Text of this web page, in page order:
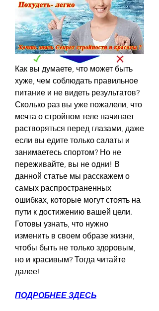
Как вы думаете, что может быть
хуже, чем соблюдать правильное
питание и не видеть результатов?
Сколько раз вы уже пожалели, что
мечта о стройном теле начинает
растворяться перед глазами, даже
если вы едите только салаты и
занимаетесь спортом? Но не
переживайте, вы не одни! В
данной статье мы расскажем о
самых распространенных
ошибках, которые могут стоять на
пути к достижению вашей цели.
Готовы узнать, что нужно
изменить в своем образе жизни,
чтобы быть не только здоровым,
но и красивым? Тогда читайте
далее!
ПОДРОБНЕЕ ЗДЕСЬ